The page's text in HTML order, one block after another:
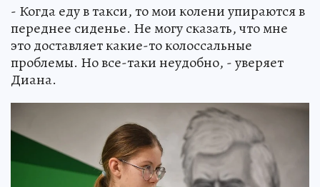
- Когда еду в такси, то мои колени упираются в
переднее сиденье. Не могу сказать, что мне
это доставляет какие-то колоссальные
проблемы. Но все-таки неудобно, - уверяет
Диана.